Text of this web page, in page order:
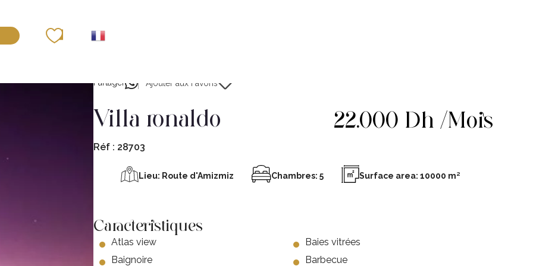
Ajouter aux Favoris
Partager
villa ronaldo
Réf : 28703
22.000 Dh /Mois
Lieu: Route d'Amizmiz Chambres: 5 Surface area: 10000 m²
Caracteristiques
Atlas view
Baies vitrées
Baignoire
Barbecue